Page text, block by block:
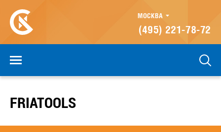
МОСКВА
(495) 221-78-72
FRIATOOLS